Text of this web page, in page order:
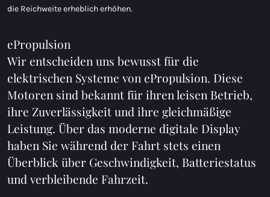
die Reichweite erheblich erhöhen.
ePropulsion
Wir entscheiden uns bewusst für die
elektrischen Systeme von ePropulsion. Diese
Motoren sind bekannt für ihren leisen Betrieb,
ihre Zuverlässigkeit und ihre gleichmäßige
Leistung. Über das moderne digitale Display
haben Sie während der Fahrt stets einen
Überblick über Geschwindigkeit, Batteriestatus
und verbleibende Fahrzeit.